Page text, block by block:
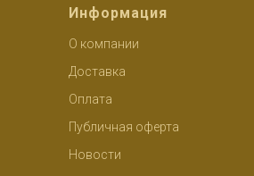
Информация
О компании
Доставка
Оплата
Публичная оферта
Новости